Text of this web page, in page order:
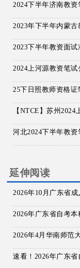
2024下半年济南教
2023年下半年内蒙
2023下半年教资面
2024上河源教资笔
25下日照教师资格
【NTCE】苏州2024
河北2024下半年教资
延伸阅读
2026年10月广东省
2026年广东省自考
2026年4月华南师范